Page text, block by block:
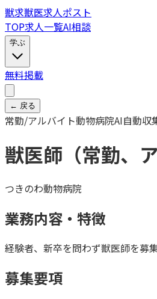
獣求獣医求人ポスト
TOP求人一覧AI相談
学ぶ
無料掲載
← 戻る
常勤/アルバイト動物病院AI自動収
獣医師（常勤、
つきのわ動物病院
業務内容・特徴
経験者、新卒を問わず獣医師を募
募集要項